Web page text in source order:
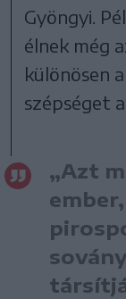
Gyöngyi.
élnek még
különösen
szépséget
„Azt